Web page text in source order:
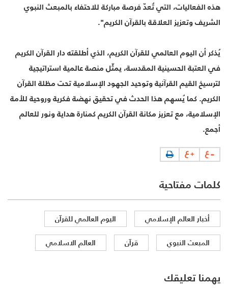
هذه الفعاليات، التي تُعدّ فرصة مباركة للاحتفاء بالمبعث النبوي
الشريف وتعزيز العلاقة بالقرآن الكريم".
يُذكر أن اليوم العالمي للقرآن الكريم، الذي أطلقته دار القرآن الكريم
في العتبة الحسينية المقدسة، يمثّل منصة عالمية استراتيجية
لترسيخ القيم القرآنية وتوحيد الجهود الإسلامية تحت مظلة القرآن
الكريم. كما يُسهم هذا الحدث في تحقيق نهضة فكرية وروحية للأمة
الإسلامية، مع تعزيز مكانة القرآن الكريم كمنارة هداية ونور للعالم
أجمع.
كلمات مفتاحية
أخبار العالم الإسلامي
اليوم العالمي للقرآن
المبعث النبوي
قرآن العالم الاسلامي
يهمنا تعليقك